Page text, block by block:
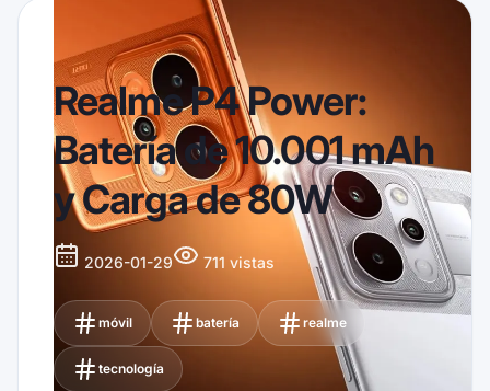
Realme P4 Power:
Batería de 10.001 mAh
y Carga de 80W
2026-01-29 711 vistas
móvil batería realme
tecnología